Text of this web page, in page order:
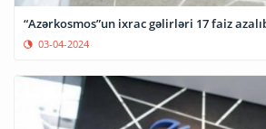
“Azərkosmos”un ixrac gəlirləri 17 faiz
03-04-2024